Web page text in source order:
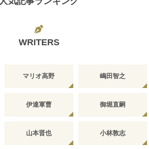
WRITERS
マリオ高野 嶋田智之
伊達軍曹 御堀直嗣
山本晋也 小林敦志